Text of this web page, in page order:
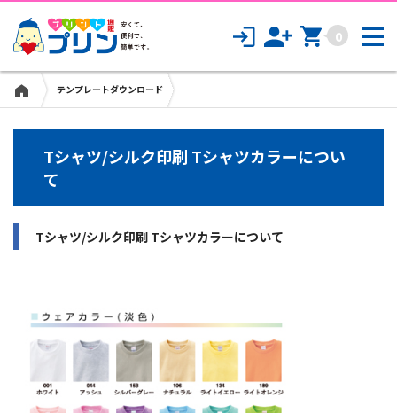
0
飲食店メニュー
ノベルティグッズ
ギフト - 生活雑貨 -
販促・イベントノベルティ
テンプレートダウンロード
Tシャツ/シルク印刷 Tシャツカラーについ
て
Tシャツ/シルク印刷 Tシャツカラーについて